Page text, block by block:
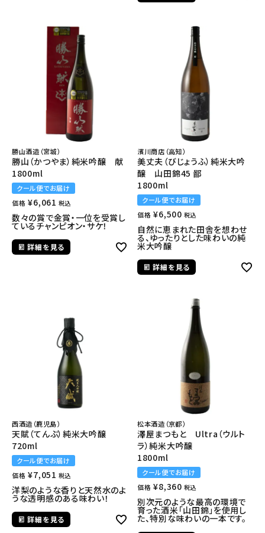
勝山酒造（宮城）
勝山（かつやま）純米吟醸 献
1800ml
クール便でお届け
価格 ¥6,061 税込
数々の賞で金賞・一位を受賞し
ているチャンピオン・サケ！
詳細を見る
濱川商店（高知）
美丈夫（びじょうふ）純米大吟
醸 山田錦45 鄙
1800ml
クール便でお届け
価格 ¥6,500 税込
自然に恵まれた田舎を想わせ
る、ゆったりとした味わいの純
米大吟醸
詳細を見る
西酒造（鹿児島）
天賦（てんぶ）純米大吟醸
720ml
クール便でお届け
価格 ¥7,051 税込
洋梨のような香りと天然水のよ
うな透明感のある味わい！
詳細を見る
松本酒造（京都）
澤屋まつもと Ultra（ウルト
ラ）純米大吟醸
1800ml
クール便でお届け
価格 ¥8,360 税込
別次元のような最高の環境で
育った酒米「山田錦」を使用し
た、特別な味わいの一本です。